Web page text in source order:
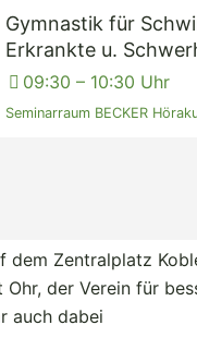
Gymnastik für
Erkrankte u.
09:30 – 10:30 Uhr
Seminarraum BECKER
dem Zentralplatz
der Verein für
auch dabei